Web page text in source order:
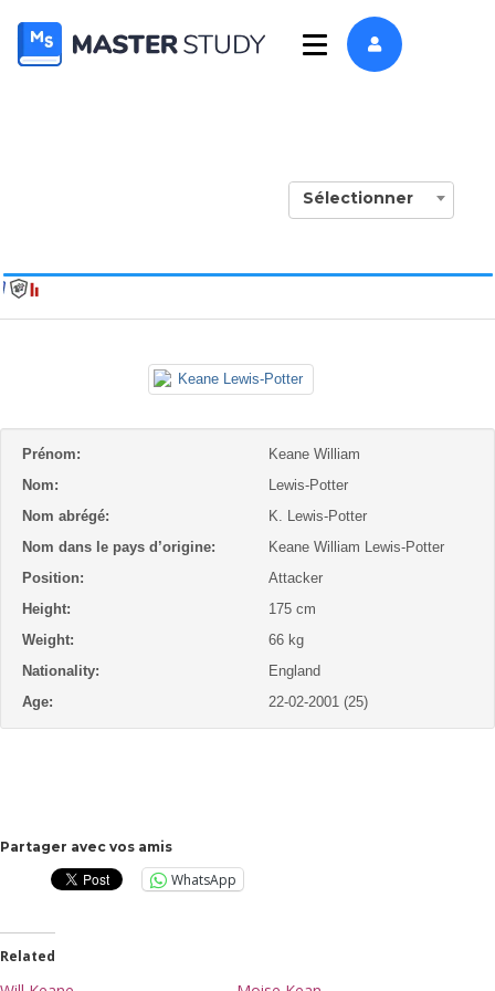
Sélectionner
Prénom:
Keane William
Nom:
Lewis-Potter
Nom abrégé:
K. Lewis-Potter
Nom dans le pays d’origine:
Keane William Lewis-Potter
Position:
Attacker
Height:
175 cm
Weight:
66 kg
Nationality:
England
Age:
22-02-2001 (25)
Partager avec vos amis
WhatsApp
Related